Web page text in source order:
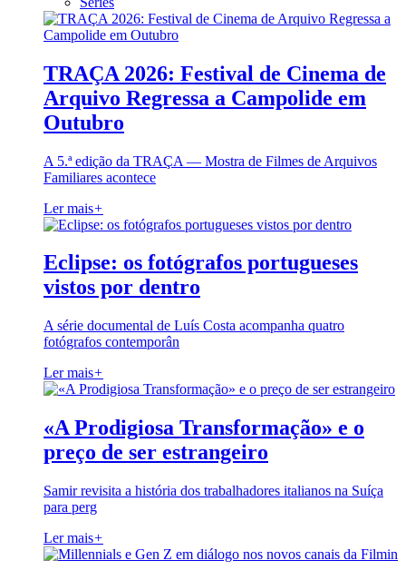
TRAÇA 2026: Festival de Cinema de
Arquivo Regressa a Campolide em
Outubro
A 5.ª edição da TRAÇA — Mostra de Filmes de Arquivos
Familiares acontece
Ler mais+
Eclipse: os fotógrafos portugueses
vistos por dentro
A série documental de Luís Costa acompanha quatro
fotógrafos contemporân
Ler mais+
«A Prodigiosa Transformação» e o
preço de ser estrangeiro
Samir revisita a história dos trabalhadores italianos na Suíça
para perg
Ler mais+